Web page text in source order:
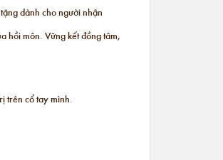
dành cho người nhận
hồi môn. Vững kết đồng tâm,
trên cổ tay mình.